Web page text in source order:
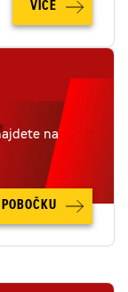
VÍCE
na